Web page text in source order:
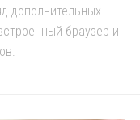
дополнительных
браузер и